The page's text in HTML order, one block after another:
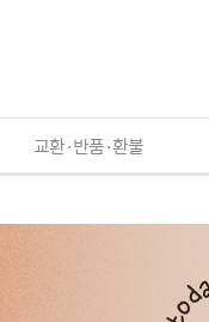
교환·반품·환불